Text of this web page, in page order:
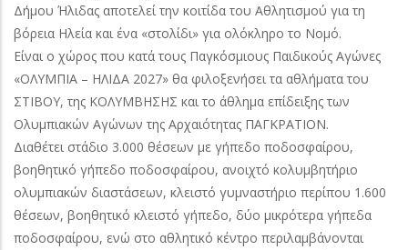
Δήμου Ήλιδας αποτελεί την κοιτίδα του Αθλητισμού για τη
βόρεια Ηλεία και ένα «στολίδι» για ολόκληρο το Νομό.
Είναι ο χώρος που κατά τους Παγκόσμιους Παιδικούς Αγώνες
«ΟΛΥΜΠΙΑ – ΗΛΙΔΑ 2027» θα φιλοξενήσει τα αθλήματα του
ΣΤΙΒΟΥ, της ΚΟΛΥΜΒΗΣΗΣ και το άθλημα επίδειξης των
Ολυμπιακών Αγώνων της Αρχαιότητας ΠΑΓΚΡΑΤΙΟΝ.
Διαθέτει στάδιο 3.000 θέσεων με γήπεδο ποδοσφαίρου,
βοηθητικό γήπεδο ποδοσφαίρου, ανοιχτό κολυμβητήριο
ολυμπιακών διαστάσεων, κλειστό γυμναστήριο περίπου 1.600
θέσεων, βοηθητικό κλειστό γήπεδο, δύο μικρότερα γήπεδα
ποδοσφαίρου, ενώ στο αθλητικό κέντρο περιλαμβάνονται